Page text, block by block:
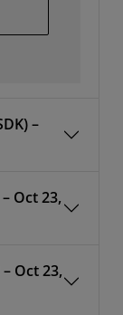
Full Installer for
–
Oct 23,
Oct 23,